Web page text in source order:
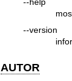
--version
AUTOR